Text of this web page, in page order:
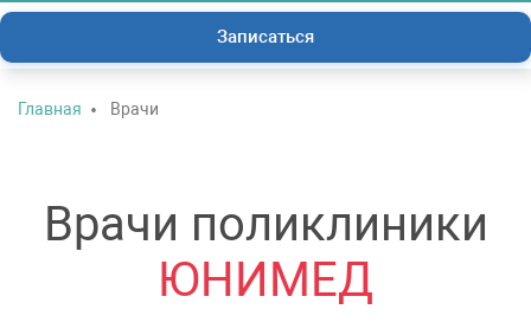
Записаться
Главная Врачи
Врачи поликлиники
ЮНИМЕД